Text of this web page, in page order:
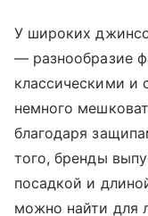
У широких
— разнообразие
классическими и
немного
благодаря
того, бренды
посадкой и
можно найти для